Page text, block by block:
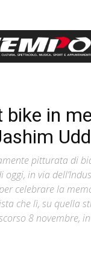
bike in
pitturata di
in via
celebrare la
che lì, su quella
8 novembre,